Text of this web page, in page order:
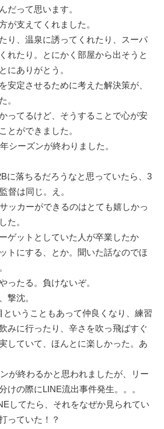
だって思います。
が支えてくれました。
り、温泉に誘ってくれたり、スーパ
れたり。とにかく部屋から出そうと
にありがとう。
安定させるために考えた解決策が、
。
ってるけど、そうすることで心が安
とができました。
シーズンが終わりました。
に落ちるだろうなと思っていたら、3
督は同じ。え。
ッカーができるのはとても嬉しかっ
た。
ゲットとしていた人が卒業したか
トにする、とか。聞いた話なのでほ
ったる。負けないぞ。
撃沈。
ということもあって仲良くなり、練習
みに行ったり、辛さを吹っ飛ばすぐ
していて、ほんとに楽しかった。あ
が終わるかと思われましたが、リー
けの際にLINE流出事件発生。。。
してたら、それをなぜか見られてい
っていた！？